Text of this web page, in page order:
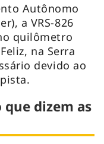
Autônomo
a VRS-826
quilômetro
na Serra
devido ao
dizem as